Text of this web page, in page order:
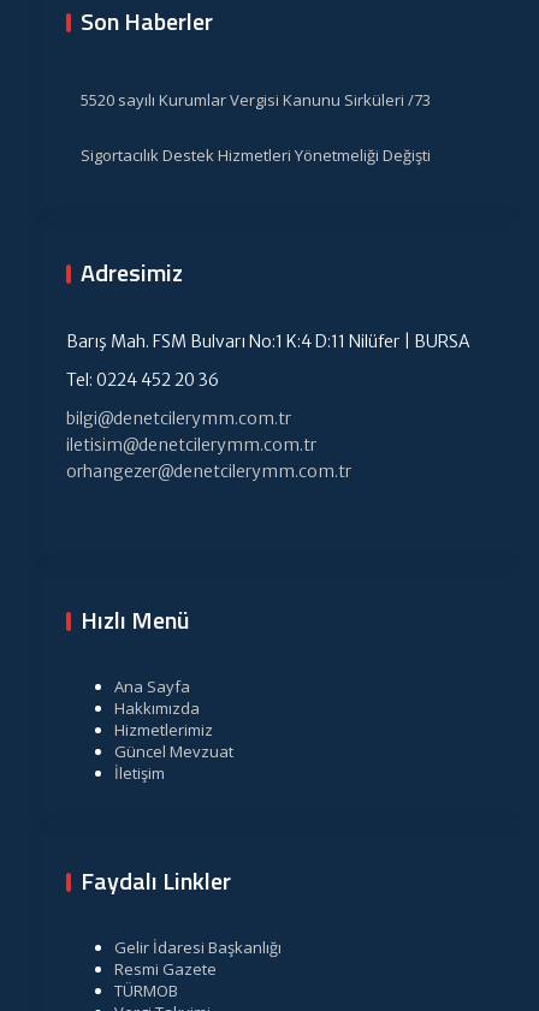
Son Haberler
5520 sayılı Kurumlar Vergisi Kanunu Sirküleri /73
Sigortacılık Destek Hizmetleri Yönetmeliği Değişti
Adresimiz
Barış Mah. FSM Bulvarı No:1 K:4 D:11 Nilüfer | BURSA
Tel: 0224 452 20 36
bilgi@denetcilerymm.com.tr
iletisim@denetcilerymm.com.tr
orhangezer@denetcilerymm.com.tr
Hızlı Menü
Ana Sayfa
Hakkımızda
Hizmetlerimiz
Güncel Mevzuat
İletişim
Faydalı Linkler
Gelir İdaresi Başkanlığı
Resmi Gazete
TÜRMOB